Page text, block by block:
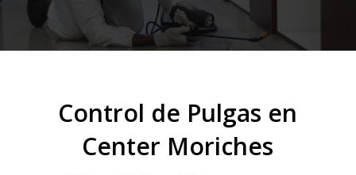
Control de Pulgas en
Center Moriches